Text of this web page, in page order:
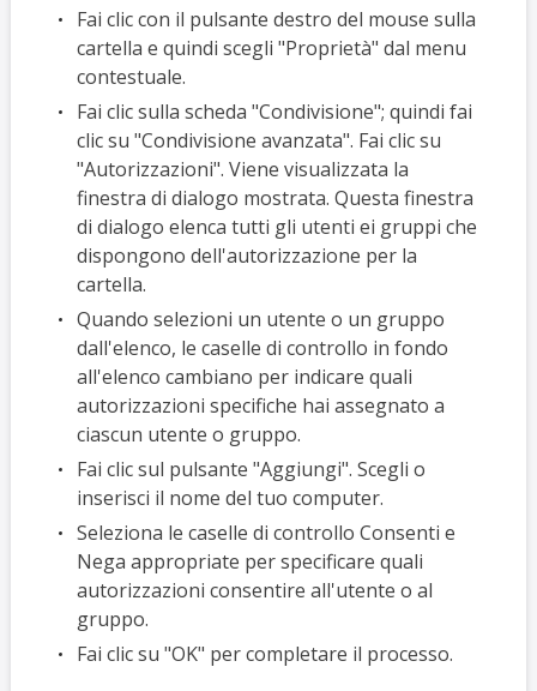
Fai clic con il pulsante destro del mouse sulla
cartella e quindi scegli "Proprietà" dal menu
contestuale.
Fai clic sulla scheda "Condivisione"; quindi fai
clic su "Condivisione avanzata". Fai clic su
"Autorizzazioni". Viene visualizzata la
finestra di dialogo mostrata. Questa finestra
di dialogo elenca tutti gli utenti ei gruppi che
dispongono dell'autorizzazione per la
cartella.
Quando selezioni un utente o un gruppo
dall'elenco, le caselle di controllo in fondo
all'elenco cambiano per indicare quali
autorizzazioni specifiche hai assegnato a
ciascun utente o gruppo.
Fai clic sul pulsante "Aggiungi". Scegli o
inserisci il nome del tuo computer.
Seleziona le caselle di controllo Consenti e
Nega appropriate per specificare quali
autorizzazioni consentire all'utente o al
gruppo.
Fai clic su "OK" per completare il processo.